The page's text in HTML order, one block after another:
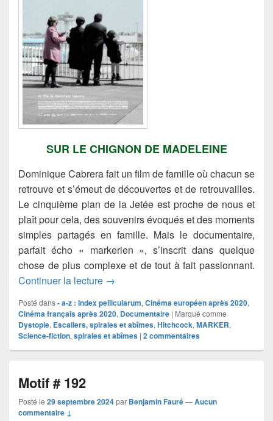
SUR LE CHIGNON DE MADELEINE
Dominique Cabrera fait un film de famille où chacun se
retrouve et s’émeut de découvertes et de retrouvailles.
Le cinquième plan de la Jetée est proche de nous et
plaît pour cela, des souvenirs évoqués et des moments
simples partagés en famille. Mais le documentaire,
parfait écho « markerien », s’inscrit dans quelque
chose de plus complexe et de tout à fait passionnant.
Continuer la lecture Le cinquième plan de la Jetée
→
Posté dans- a-z : Index pellicularum, Cinéma européen après 2020,
Cinéma français après 2020, Documentaire | Marqué comme
Dystopie, Escaliers, spirales et abîmes, Hitchcock, MARKER,
Science-fiction, spirales et abîmes | 2commentaires
Motif # 192
Posté le 29 septembre 2024par Benjamin Fauré—Aucun
commentaire ↓